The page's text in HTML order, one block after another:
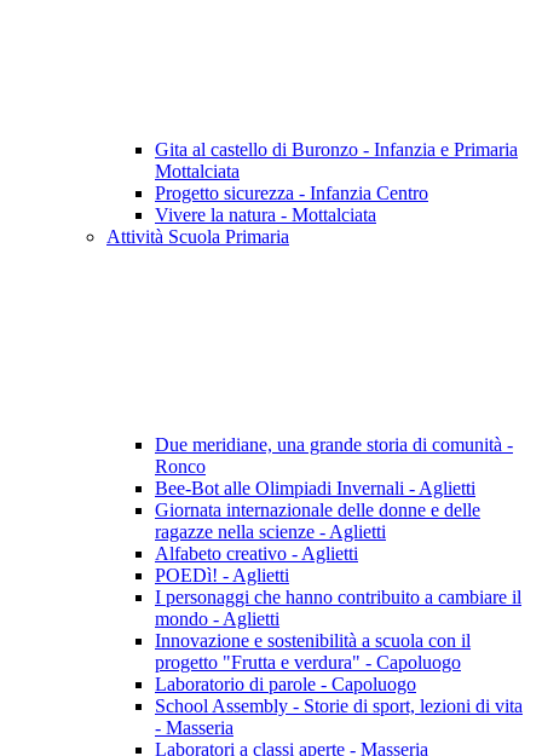
Gita al castello di Buronzo - Infanzia e Primaria
Mottalciata
Progetto sicurezza - Infanzia Centro
Vivere la natura - Mottalciata
Attività Scuola Primaria
Due meridiane, una grande storia di comunità -
Ronco
Bee-Bot alle Olimpiadi Invernali - Aglietti
Giornata internazionale delle donne e delle
ragazze nella scienze - Aglietti
Alfabeto creativo - Aglietti
POEDì! - Aglietti
I personaggi che hanno contribuito a cambiare il
mondo - Aglietti
Innovazione e sostenibilità a scuola con il
progetto "Frutta e verdura" - Capoluogo
Laboratorio di parole - Capoluogo
School Assembly - Storie di sport, lezioni di vita
- Masseria
Laboratori a classi aperte - Masseria